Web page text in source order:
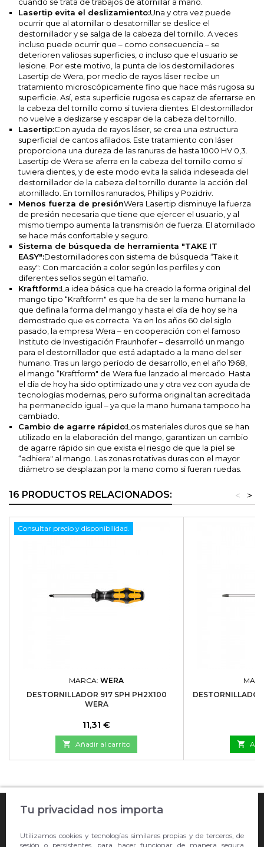
Tu privacidad nos importa
Utilizamos cookies y tecnologías similares propias y de terceros, de
sesión o persistentes, para hacer funcionar de manera segura
Lasertip evita el deslizamiento:Una y otra vez puede
ocurrir que al atornillar o desatornillar se deslice el
destornillador y se salga de la cabeza del tornillo. A veces
incluso puede ocurrir que – como consecuencia – se
deterioren valiosas superficies, o incluso que el usuario se
lesione. Por este motivo, la punta de los destornilladores
Lasertip de Wera, por medio de rayos láser recibe un
tratamiento microscópicamente fino que hace más rugosa su
superficie. Así, esta superficie rugosa es capaz de aferrarse en
la cabeza del tornillo como si tuviera dientes. El destornillador
no vuelve a deslizarse y escapar de la cabeza del tornillo.
Lasertip:Con ayuda de rayos láser, se crea una estructura
superficial de cantos afilados. Este tratamiento con láser
proporciona una dureza de las ranuras de hasta 1000 HV 0,3.
Lasertip de Wera se aferra en la cabeza del tornillo como si
tuviera dientes, y de este modo evita la salida indeseada del
destornillador de la cabeza del tornillo durante la acción del
atornillado. En tornillos ranurados, Phillips y Pozidriv.
Menos fuerza de presiónWera Lasertip disminuye la fuerza
de presión necesaria que tiene que ejercer el usuario, y al
mismo tiempo aumenta la transmisión de fuerza. El atornillado
se hace más confortable y seguro.
Sistema de búsqueda de herramienta "TAKE IT
EASY":Destornilladores con sistema de búsqueda “Take it
easy": Con marcación a color según los perfiles y con
diferentes sellos según el tamaño.
Kraftform:La idea básica que ha creado la forma original del
mango tipo “Kraftform" es que ha de ser la mano humana la
que defina la forma del mango y hasta el día de hoy se ha
demostrado que es correcta. Ya en los años 60 del siglo
pasado, la empresa Wera – en cooperación con el famoso
Instituto de Investigación Fraunhofer – desarrolló un mango
para el destornillador que está adaptado a la mano del ser
humano. Tras un largo período de desarrollo, en el año 1968,
el mango “Kraftform" de Wera fue lanzado al mercado. Hasta
el día de hoy ha sido optimizado una y otra vez con ayuda de
tecnologías modernas, pero su forma original tan acreditada
ha permanecido igual – ya que la mano humana tampoco ha
cambiado.
Cambio de agarre rápido:Los materiales duros que se han
utilizado en la elaboración del mango, garantizan un cambio
de agarre rápido sin que exista el riesgo de que la piel se
“adhiera" al mango. Las zonas rotativas duras con el mayor
diámetro se desplazan por la mano como si fueran ruedas.
16 PRODUCTOS RELACIONADOS: >
<
Consultar precio y disponibilidad.
MARCA: WERA
DESTORNILLADOR 917 SPH PH2X100
WERA
Precio
11,31 €
 Añadir al carrito 
COMPRA ONLINE
EMPRESA 